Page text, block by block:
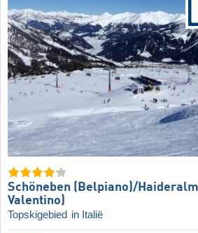
Schöneben (Belpiano)/​
Valentino)
Topskigebied in Italië